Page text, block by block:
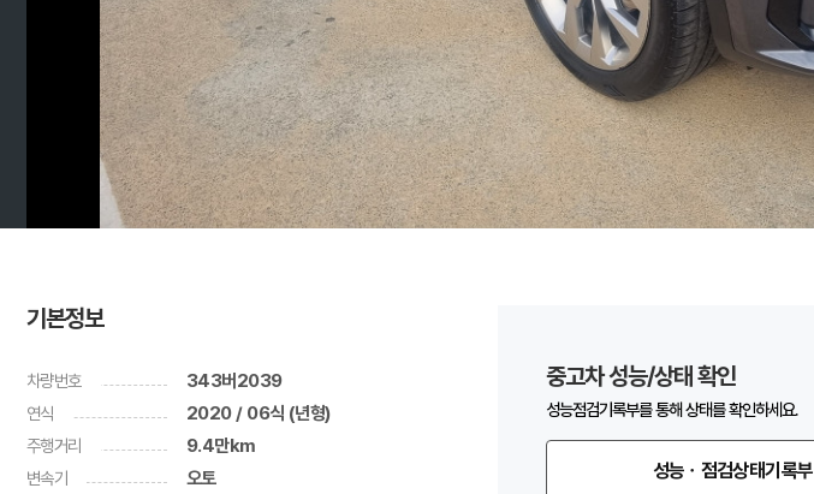
기본정보
차량번호 343버2039
연식 2020 / 06식 (년형)
주행거리 9.4만km
변속기 오토
중고차 성능/상태 확인
성능점검기록부를 통해 상태를 확인하세요.
성능ㆍ점검상태기록부